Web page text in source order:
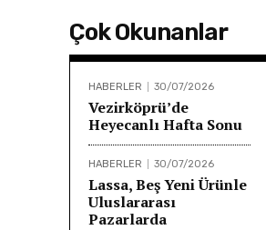
Çok Okunanlar
HABERLER 30/07/2026
Vezirköprü’de
Heyecanlı Hafta Sonu
HABERLER 30/07/2026
Lassa, Beş Yeni Ürünle
Uluslararası
Pazarlarda